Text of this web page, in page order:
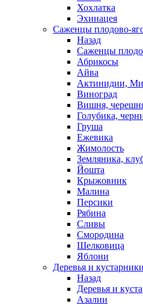
Хохлатка
Эхинацея
Саженцы плодово-
Назад
Саженцы
Абрикосы
Айва
Актинидии,
Виноград
Вишня,
Голубика,
Груша
Ежевика
Жимолость
Земляника,
Йошта
Крыжовник
Малина
Персики
Рябина
Сливы
Смородина
Шелковица
Яблони
Деревья и кустарники
Назад
Деревья и
Азалии